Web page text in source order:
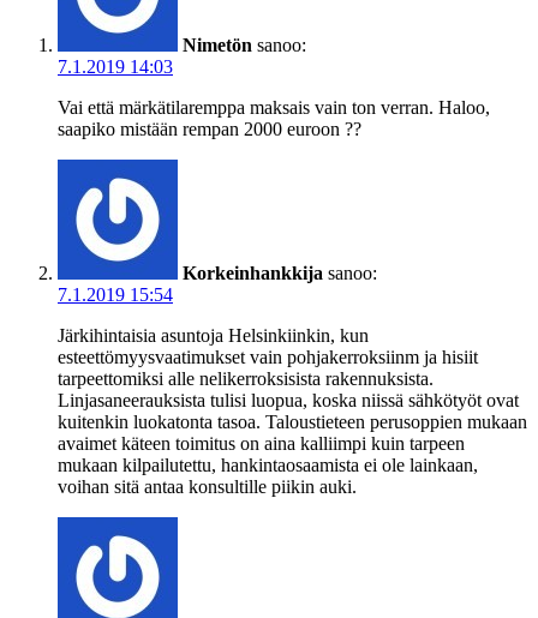
Nimetön sanoo:
7.1.2019 14:03
Vai että märkätilaremppa maksais vain ton verran. Haloo,
saapiko mistään rempan 2000 euroon ??
Korkeinhankkija sanoo:
7.1.2019 15:54
Järkihintaisia asuntoja Helsinkiinkin, kun
esteettömyysvaatimukset vain pohjakerroksiinm ja hisiit
tarpeettomiksi alle nelikerroksisista rakennuksista.
Linjasaneerauksista tulisi luopua, koska niissä sähkötyöt ovat
kuitenkin luokatonta tasoa. Taloustieteen perusoppien mukaan
avaimet käteen toimitus on aina kalliimpi kuin tarpeen
mukaan kilpailutettu, hankintaosaamista ei ole lainkaan,
voihan sitä antaa konsultille piikin auki.